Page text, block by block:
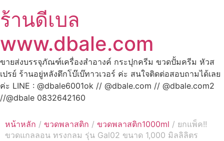
ร้านดีเบล
www.dbale.com
ขายส่งบรรจุภัณฑ์เครื่องสำอางค์ กระปุกครีม ขวดปั้มครีม หัวส
เปรย์ ร้านอยู่หลังตึกโบ๊เบ๊ทาวเวอร์ ค่ะ สนใจติดต่อสอบถามได้เลย
ค่ะ LINE : @dbale6001ok // @dbale.com // @dbale.com2
//@dbale 0832642160
หน้าหลัก / ขวดพลาสติก / ขวดพลาสติก1000ml / ยกแพ็ค!!
ขวดแกลลอน ทรงกลม รุ่น Gal02 ขนาด 1,000 มิลลิลิตร